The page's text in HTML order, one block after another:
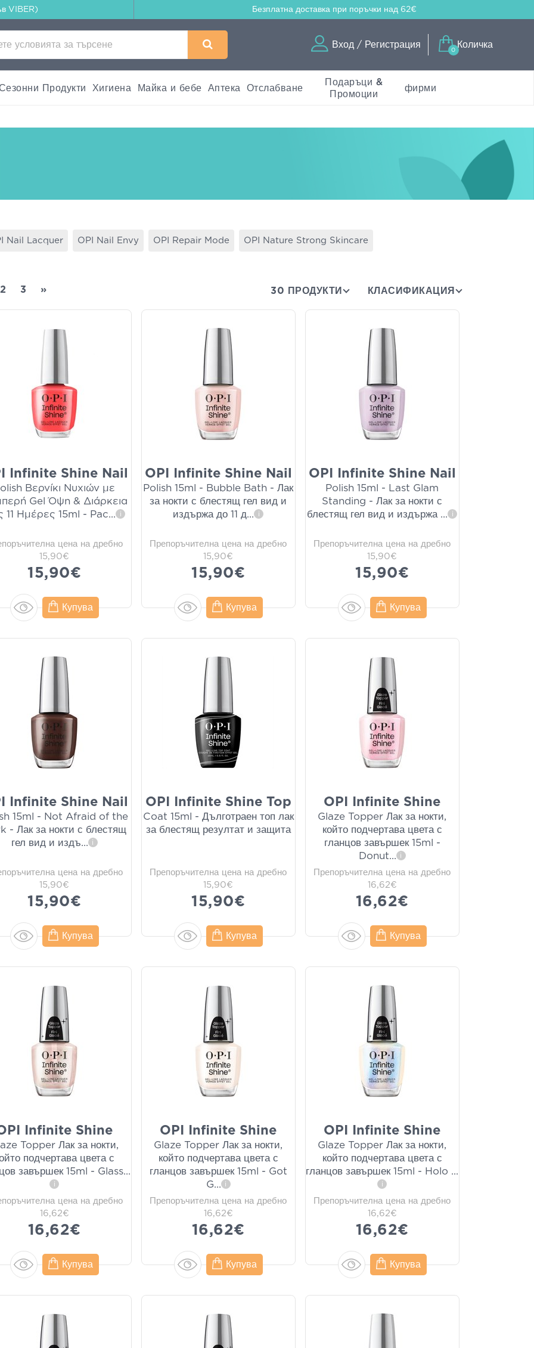
VIBER) Безплатна доставка при поръчки над 62€
Вход / Регистрация
0
Количка
Продукти Хигиена Майка и бебе Аптека Отслабване
Подаръци &
Промоции
фирми
Nail Lacquer OPI Nail Envy OPI Repair Mode OPI Nature Strong Skincare
2 3 » 30 ПРОДУКТИ КЛАСИФИКАЦИЯ
Infinite Shine Nail
Βερνίκι Νυχιών με
Gel Όψη & Διάρκεια
11 Ημέρες 15ml - Pac... i
цена на дребно
15,90€
15,90€
Купува
OPI Infinite Shine Nail
Polish 15ml - Bubble Bath - Лак
за нокти с блестящ гел вид и
издържа до 11 д... i
Препоръчителна цена на дребно
15,90€
15,90€
Купува
OPI Infinite Shine Nail
Polish 15ml - Last Glam
Standing - Лак за нокти с
блестящ гел вид и издържа ... i
Препоръчителна цена на дребно
15,90€
15,90€
Купува
Infinite Shine Nail
15ml - Not Afraid of the
- Лак за нокти с блестящ
гел вид и издъ... i
цена на дребно
15,90€
15,90€
Купува
OPI Infinite Shine Top
Coat 15ml - Дълготраен топ лак
за блестящ резултат и защита
Препоръчителна цена на дребно
15,90€
15,90€
Купува
OPI Infinite Shine
Glaze Topper Лак за нокти,
който подчертава цвета с
гланцов завършек 15ml -
Donut... i
Препоръчителна цена на дребно
16,62€
16,62€
Купува
Infinite Shine
Topper Лак за нокти,
подчертава цвета с
завършек 15ml - Glass...
i
цена на дребно
16,62€
16,62€
Купува
OPI Infinite Shine
Glaze Topper Лак за нокти,
който подчертава цвета с
гланцов завършек 15ml - Got
G... i
Препоръчителна цена на дребно
16,62€
16,62€
Купува
OPI Infinite Shine
Glaze Topper Лак за нокти,
който подчертава цвета с
гланцов завършек 15ml - Holo ...
i
Препоръчителна цена на дребно
16,62€
16,62€
Купува